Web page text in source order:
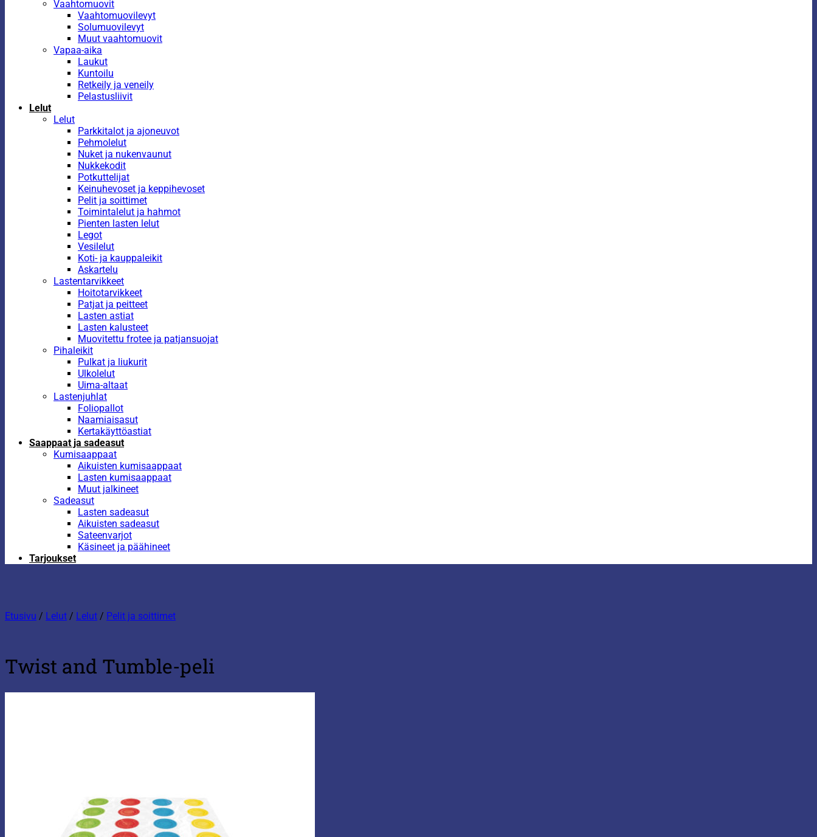
Vaahtomuovit
Vaahtomuovilevyt
Solumuovilevyt
Muut vaahtomuovit
Vapaa-aika
Laukut
Kuntoilu
Retkeily ja veneily
Pelastusliivit
Lelut
Lelut
Parkkitalot ja ajoneuvot
Pehmolelut
Nuket ja nukenvaunut
Nukkekodit
Potkuttelijat
Keinuhevoset ja keppihevoset
Pelit ja soittimet
Toimintalelut ja hahmot
Pienten lasten lelut
Legot
Vesilelut
Koti- ja kauppaleikit
Askartelu
Lastentarvikkeet
Hoitotarvikkeet
Patjat ja peitteet
Lasten astiat
Lasten kalusteet
Muovitettu frotee ja patjansuojat
Pihaleikit
Pulkat ja liukurit
Ulkolelut
Uima-altaat
Lastenjuhlat
Foliopallot
Naamiaisasut
Kertakäyttöastiat
Saappaat ja sadeasut
Kumisaappaat
Aikuisten kumisaappaat
Lasten kumisaappaat
Muut jalkineet
Sadeasut
Lasten sadeasut
Aikuisten sadeasut
Sateenvarjot
Käsineet ja päähineet
Tarjoukset
Etusivu / Lelut / Lelut / Pelit ja soittimet
Twist and Tumble-peli